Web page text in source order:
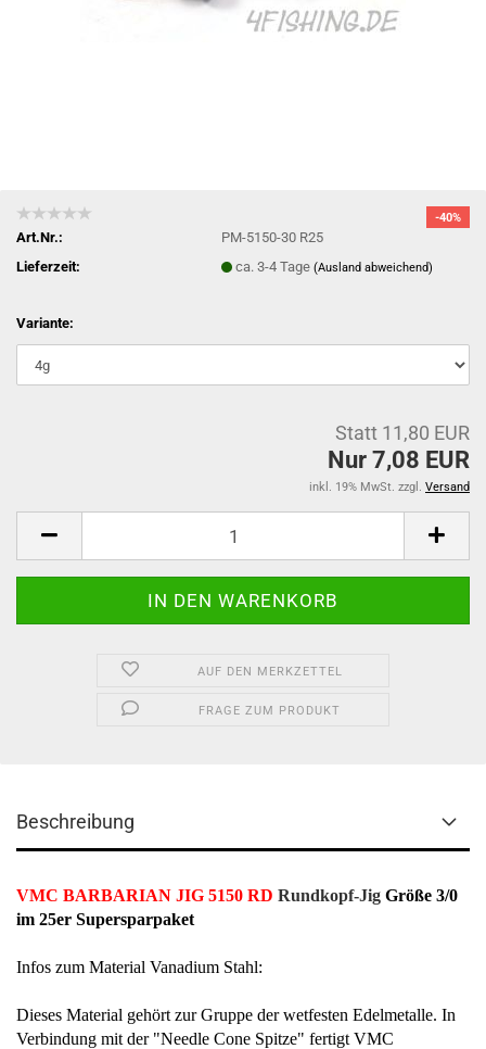
-40%
Art.Nr.:
PM-5150-30 R25
Lieferzeit:
ca. 3-4 Tage(Ausland abweichend)
Variante:
Statt 11,80 EUR
Nur 7,08 EUR
inkl. 19% MwSt. zzgl. Versand
AUF DEN MERKZETTEL
FRAGE ZUM PRODUKT
Beschreibung
VMC BARBARIAN JIG 5150 RD Rundkopf-Jig Größe 3/0
im 25er Supersparpaket
Infos zum Material Vanadium Stahl:
Dieses Material gehört zur Gruppe der wetfesten Edelmetalle. In
Verbindung mit der "Needle Cone Spitze" fertigt VMC